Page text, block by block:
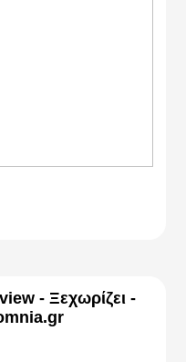
- Ξεχωρίζει -